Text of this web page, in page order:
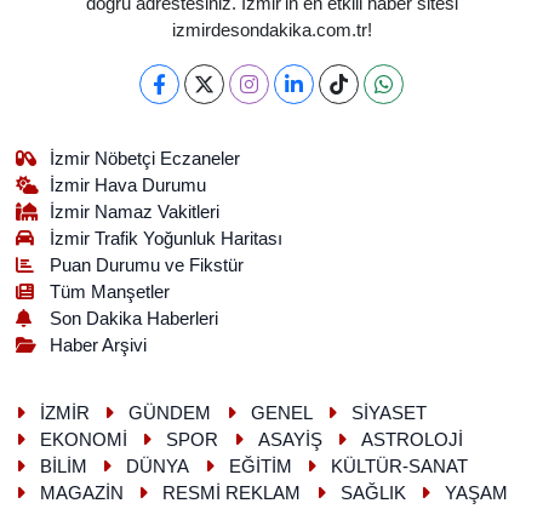
doğru adrestesiniz. İzmir'in en etkili haber sitesi
izmirdesondakika.com.tr!
İzmir Nöbetçi Eczaneler
İzmir Hava Durumu
İzmir Namaz Vakitleri
İzmir Trafik Yoğunluk Haritası
Puan Durumu ve Fikstür
Tüm Manşetler
Son Dakika Haberleri
Haber Arşivi
İZMİR GÜNDEM GENEL
SİYASET
EKONOMİ
SPOR ASAYİŞ
ASTROLOJİ
BİLİM
DÜNYA EĞİTİM
KÜLTÜR-SANAT
MAGAZİN
RESMİ REKLAM SAĞLIK
YAŞAM